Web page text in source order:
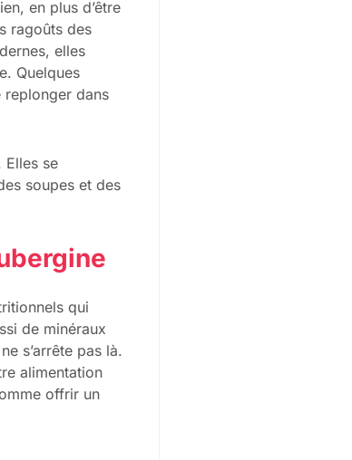
en plus d’être
ragoûts des
elles
Quelques
replonger dans
Elles se
soupes et des
qui
de minéraux
s’arrête pas là.
alimentation
offrir un